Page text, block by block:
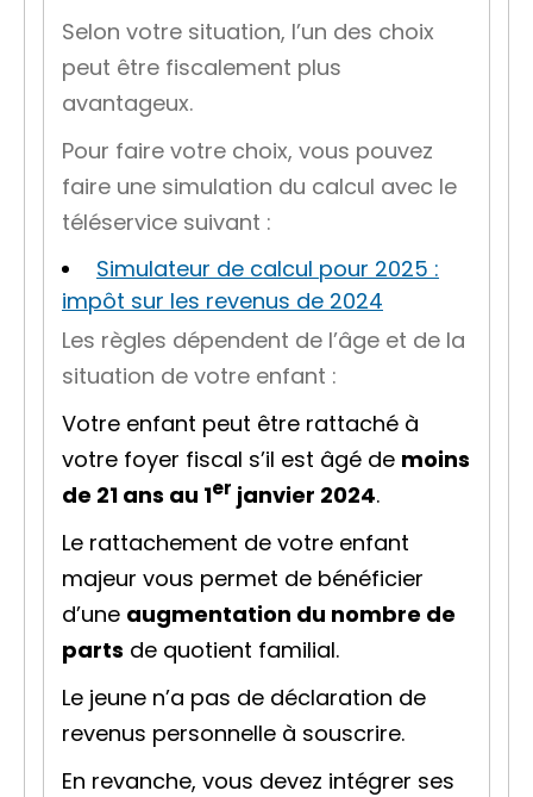
Selon votre situation, l’un des choix
peut être fiscalement plus
avantageux.
Pour faire votre choix, vous pouvez
faire une simulation du calcul avec le
téléservice suivant :
Simulateur de calcul pour 2025 :
impôt sur les revenus de 2024
Les règles dépendent de l’âge et de la
situation de votre enfant :
Votre enfant peut être rattaché à
votre foyer fiscal s’il est âgé de moins
de 21 ans au 1er janvier 2024.
Le rattachement de votre enfant
majeur vous permet de bénéficier
d’une augmentation du nombre de
parts de quotient familial.
Le jeune n’a pas de déclaration de
revenus personnelle à souscrire.
En revanche, vous devez intégrer ses